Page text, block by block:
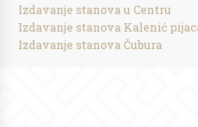
Izdavanje stanova u Centru
Izdavanje stanova Kalenić
Izdavanje stanova Čubura